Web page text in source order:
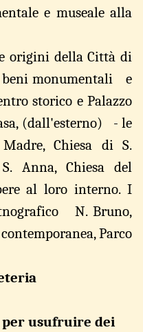
e museale alla
origini della Cittàdi
ni monumentali e
storico e Palazzo
(dall'esterno) - le
Chiesa di S.
Anna, Chiesa del
al loro interno. I
nografico N. Bruno,
emporanea,Parco
per usufruire dei